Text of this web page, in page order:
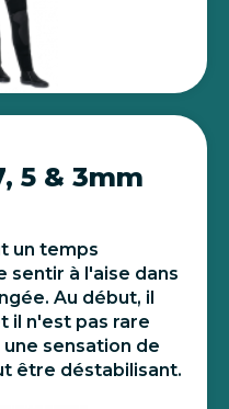
5 & 3mm
un temps
sentir à l'aise dans
Au début, il
il n'est pas rare
sensation de
être déstabilisant.